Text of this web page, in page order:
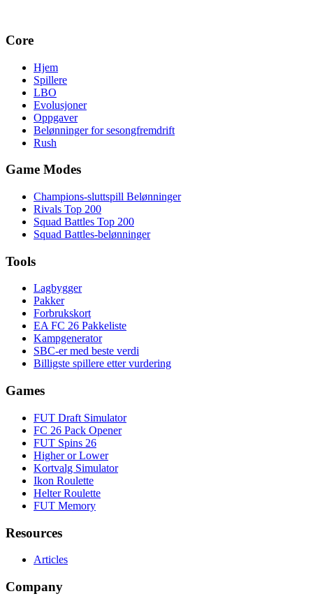
Core
Hjem
Spillere
LBO
Evolusjoner
Oppgaver
Belønninger for sesongfremdrift
Rush
Game Modes
Champions-sluttspill Belønninger
Rivals Top 200
Squad Battles Top 200
Squad Battles-belønninger
Tools
Lagbygger
Pakker
Forbrukskort
EA FC 26 Pakkeliste
Kampgenerator
SBC-er med beste verdi
Billigste spillere etter vurdering
Games
FUT Draft Simulator
FC 26 Pack Opener
FUT Spins 26
Higher or Lower
Kortvalg Simulator
Ikon Roulette
Helter Roulette
FUT Memory
Resources
Articles
Company